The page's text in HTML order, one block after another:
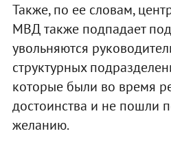
Также, по ее словам,
МВД также подпадает
увольняются
структурных
которые были во время
достоинства и не пошли
желанию.